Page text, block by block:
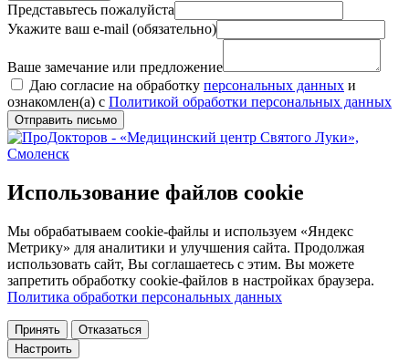
Представьтесь пожалуйста
Укажите ваш e-mail (обязательно)
Ваше замечание или предложение
Даю согласие на обработку персональных данных и
ознакомлен(а) с Политикой обработки персональных данных
Отправить письмо
Использование файлов cookie
Мы обрабатываем cookie-файлы и используем «Яндекс
Метрику» для аналитики и улучшения сайта. Продолжая
использовать сайт, Вы соглашаетесь с этим. Вы можете
запретить обработку cookie-файлов в настройках браузера.
Политика обработки персональных данных
Принять
Отказаться
Настроить